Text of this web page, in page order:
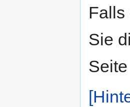
Falls
Sie